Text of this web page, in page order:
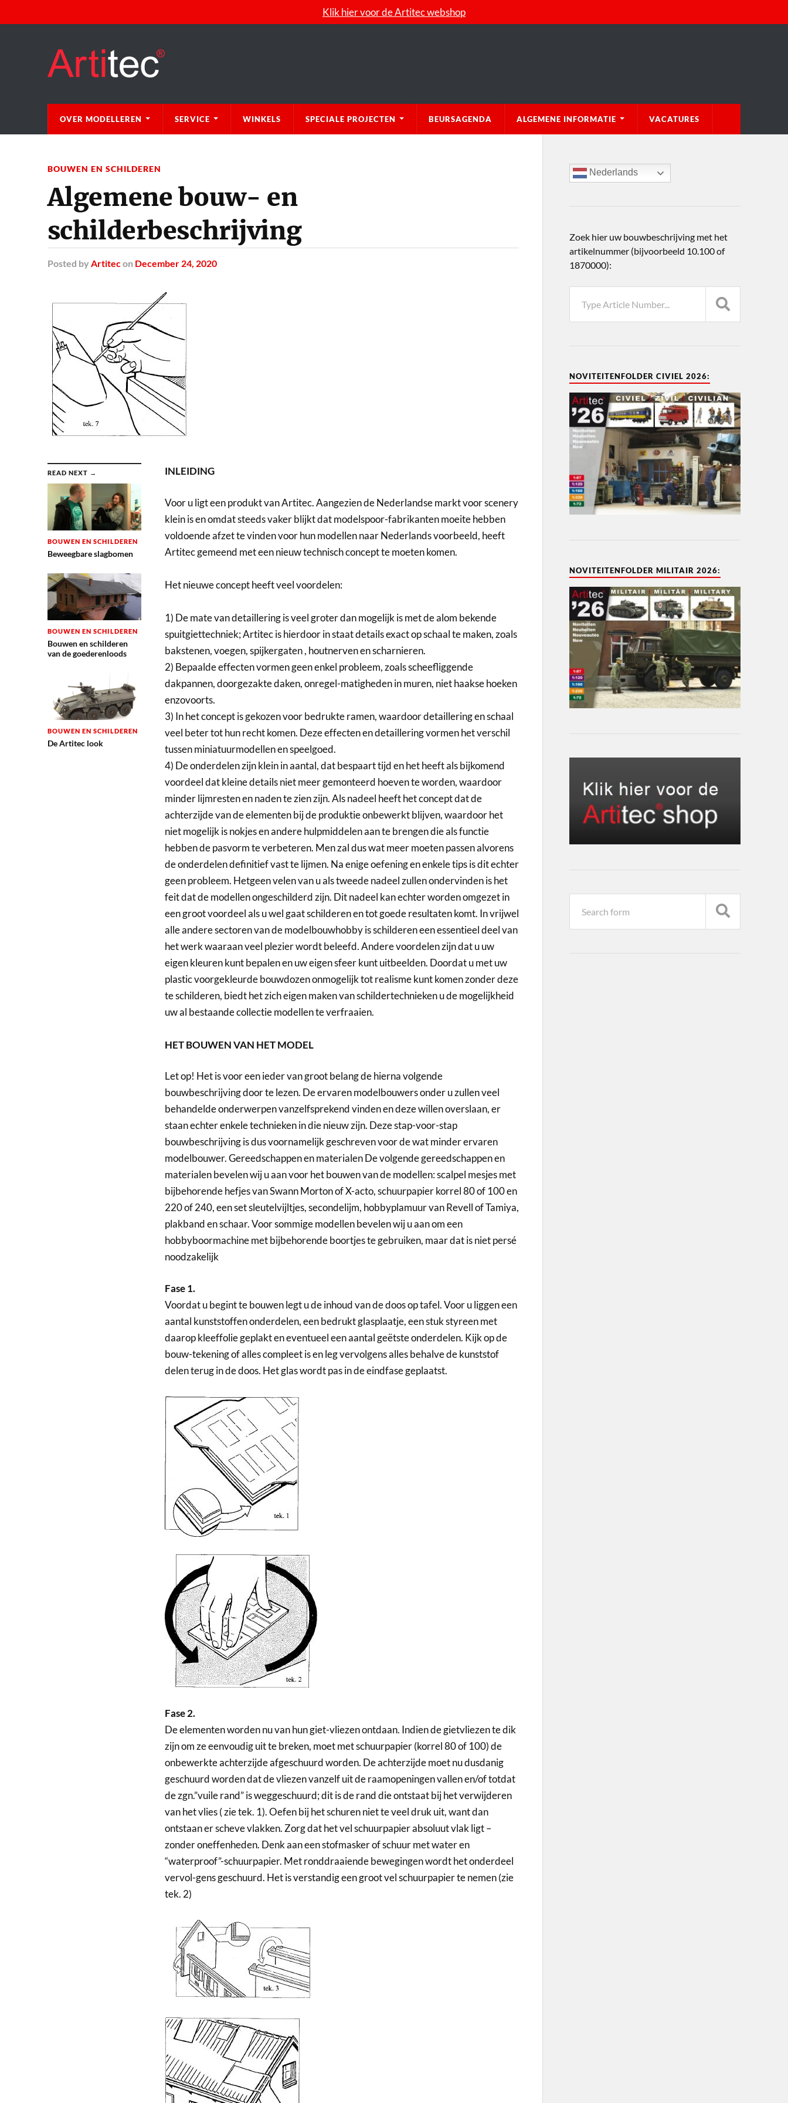
Klik hier voor de Artitec webshop
OVER MODELLEREN SERVICE WINKELS SPECIALE PROJECTEN BEURSAGENDA ALGEMENE INFORMATIE VACATURES
BOUWEN EN SCHILDEREN
Algemene bouw- en
schilderbeschrijving
Posted by Artitecon December 24, 2020
READ NEXT →
BOUWEN EN SCHILDEREN
Beweegbare slagbomen
BOUWEN EN SCHILDEREN
Bouwen en schilderen
van de goederenloods
BOUWEN EN SCHILDEREN
De Artitec look
INLEIDING
Voor u ligt een produkt van Artitec. Aangezien de Nederlandse markt voor scenery
klein is en omdat steeds vaker blijkt dat modelspoor-fabrikanten moeite hebben
voldoende afzet te vinden voor hun modellen naar Nederlands voorbeeld, heeft
Artitec gemeend met een nieuw technisch concept te moeten komen.
Het nieuwe concept heeft veel voordelen:
1) De mate van detaillering is veel groter dan mogelijk is met de alom bekende
spuitgiettechniek; Artitec is hierdoor in staat details exact op schaal te maken, zoals
bakstenen, voegen, spijkergaten , houtnerven en scharnieren.
2) Bepaalde effecten vormen geen enkel probleem, zoals scheefliggende
dakpannen, doorgezakte daken, onregel-matigheden in muren, niet haakse hoeken
enzovoorts.
3) In het concept is gekozen voor bedrukte ramen, waardoor detaillering en schaal
veel beter tot hun recht komen. Deze effecten en detaillering vormen het verschil
tussen miniatuurmodellen en speelgoed.
4) De onderdelen zijn klein in aantal, dat bespaart tijd en het heeft als bijkomend
voordeel dat kleine details niet meer gemonteerd hoeven te worden, waardoor
minder lijmresten en naden te zien zijn. Als nadeel heeft het concept dat de
achterzijde van de elementen bij de produktie onbewerkt blijven, waardoor het
niet mogelijk is nokjes en andere hulpmiddelen aan te brengen die als functie
hebben de pasvorm te verbeteren. Men zal dus wat meer moeten passen alvorens
de onderdelen definitief vast te lijmen. Na enige oefening en enkele tips is dit echter
geen probleem. Hetgeen velen van u als tweede nadeel zullen ondervinden is het
feit dat de modellen ongeschilderd zijn. Dit nadeel kan echter worden omgezet in
een groot voordeel als u wel gaat schilderen en tot goede resultaten komt. In vrijwel
alle andere sectoren van de modelbouwhobby is schilderen een essentieel deel van
het werk waaraan veel plezier wordt beleefd. Andere voordelen zijn dat u uw
eigen kleuren kunt bepalen en uw eigen sfeer kunt uitbeelden. Doordat u met uw
plastic voorgekleurde bouwdozen onmogelijk tot realisme kunt komen zonder deze
te schilderen, biedt het zich eigen maken van schildertechnieken u de mogelijkheid
uw al bestaande collectie modellen te verfraaien.
HET BOUWEN VAN HET MODEL
Let op! Het is voor een ieder van groot belang de hierna volgende
bouwbeschrijving door te lezen. De ervaren modelbouwers onder u zullen veel
behandelde onderwerpen vanzelfsprekend vinden en deze willen overslaan, er
staan echter enkele technieken in die nieuw zijn. Deze stap-voor-stap
bouwbeschrijving is dus voornamelijk geschreven voor de wat minder ervaren
modelbouwer. Gereedschappen en materialen De volgende gereedschappen en
materialen bevelen wij u aan voor het bouwen van de modellen: scalpel mesjes met
bijbehorende hefjes van Swann Morton of X-acto, schuurpapier korrel 80 of 100 en
220 of 240, een set sleutelvijltjes, secondelijm, hobbyplamuur van Revell of Tamiya,
plakband en schaar. Voor sommige modellen bevelen wij u aan om een
hobbyboormachine met bijbehorende boortjes te gebruiken, maar dat is niet persé
noodzakelijk
Fase 1.
Voordat u begint te bouwen legt u de inhoud van de doos op tafel. Voor u liggen een
aantal kunststoffen onderdelen, een bedrukt glasplaatje, een stuk styreen met
daarop kleeffolie geplakt en eventueel een aantal geëtste onderdelen. Kijk op de
bouw-tekening of alles compleet is en leg vervolgens alles behalve de kunststof
delen terug in de doos. Het glas wordt pas in de eindfase geplaatst.
Fase 2.
De elementen worden nu van hun giet-vliezen ontdaan. Indien de gietvliezen te dik
zijn om ze eenvoudig uit te breken, moet met schuurpapier (korrel 80 of 100) de
onbewerkte achterzijde afgeschuurd worden. De achterzijde moet nu dusdanig
geschuurd worden dat de vliezen vanzelf uit de raamopeningen vallen en/of totdat
de zgn.”vuile rand” is weggeschuurd; dit is de rand die ontstaat bij het verwijderen
van het vlies ( zie tek. 1). Oefen bij het schuren niet te veel druk uit, want dan
ontstaan er scheve vlakken. Zorg dat het vel schuurpapier absoluut vlak ligt –
zonder oneffenheden. Denk aan een stofmasker of schuur met water en
“waterproof”-schuurpapier. Met ronddraaiende bewegingen wordt het onderdeel
vervol-gens geschuurd. Het is verstandig een groot vel schuurpapier te nemen (zie
tek. 2)
Nederlands
Zoek hier uw bouwbeschrijving met het
artikelnummer (bijvoorbeeld 10.100 of
1870000):
NOVITEITENFOLDER CIVIEL 2026:
NOVITEITENFOLDER MILITAIR 2026: